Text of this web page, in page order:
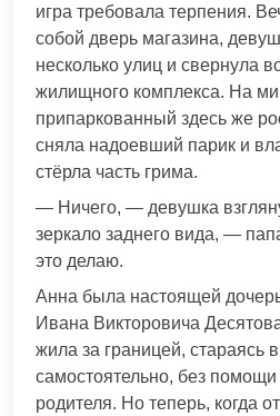
игра требовала терпения.
собой дверь магазина,
несколько улиц и свернула
жилищного комплекса. На
припаркованный здесь же
сняла надоевший парик и
стёрла часть грима.
— Ничего, — девушка
зеркало заднего вида, —
это делаю.
Анна была настоящей
Ивана Викторовича
жила за границей, стараясь
самостоятельно, без помощи
родителя. Но теперь, когда